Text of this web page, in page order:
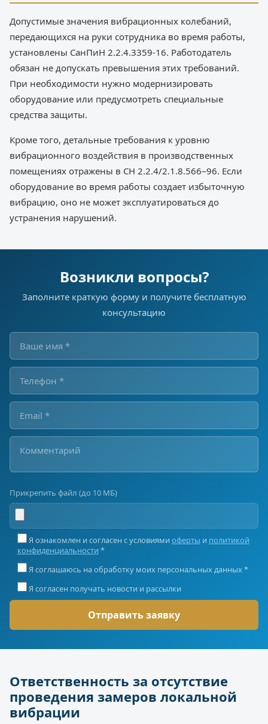
Допустимые значения вибрационных колебаний,
передающихся на руки сотрудника во время работы,
установлены СанПиН 2.2.4.3359-16. Работодатель
обязан не допускать превышения этих требований.
При необходимости нужно модернизировать
оборудование или предусмотреть специальные
средства защиты.
Кроме того, детальные требования к уровню
вибрационного воздействия в производственных
помещениях отражены в СН 2.2.4/2.1.8.566–96. Если
оборудование во время работы создает избыточную
вибрацию, оно не может эксплуатироваться до
устранения нарушений.
Возникли вопросы?
Заполните краткую форму и получите бесплатную
консультацию
Прикрепить файл (до 10 МБ)
Я ознакомлен и согласен с условиями оферты и политикой
конфиденциальности *
Я соглашаюсь на обработку моих персональных данных *
Я согласен получать новости и рассылки
Ответственность за отсутствие
проведения замеров локальной
вибрации